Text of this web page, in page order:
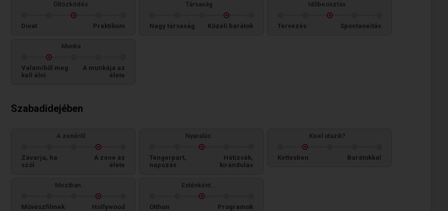
Öltözködés
Divat Praktikum
Társaság
Nagy társaság Közeli barátok
Időbeosztás
Tervezés Spontaneitás
Munka
Valamiből meg
kell élni
A munkája az
élete
Szabadidejében
A zenéről
Zavarja, ha
szól
A zene az
élete
Nyaralás:
Tengerpart,
napozás
Hátizsák,
kirándulás
Kivel utazik?
Kettesben Barátokkal
Moziban...
Művészfilmek Hollywood
Esténként...
Otthon Programok